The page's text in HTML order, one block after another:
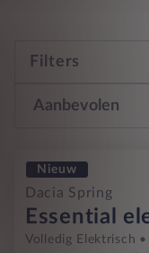
Filters
Nieuw
Dacia Spring
Essential
Volledig Elektrisch